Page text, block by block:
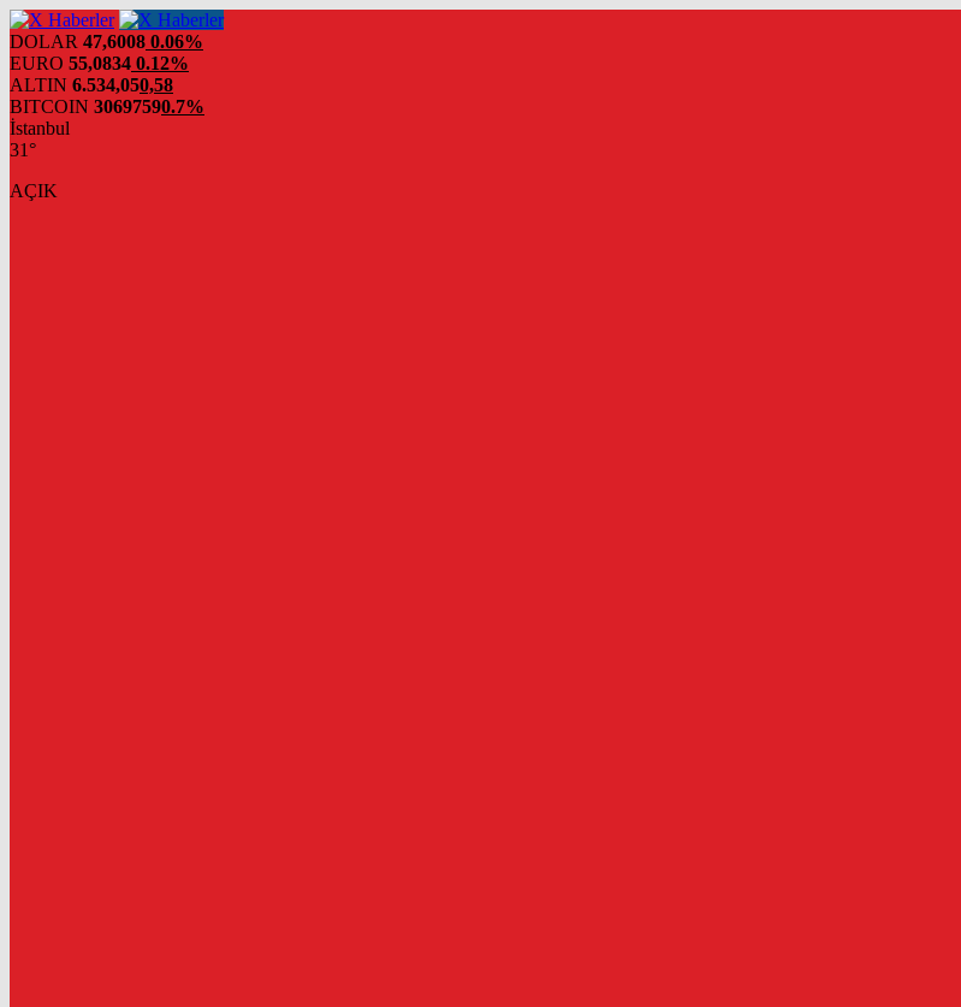
DOLAR 47,6008 0.06%
EURO 55,0834 0.12%
ALTIN 6.534,050,58
BITCOIN 30697590.7%
İstanbul
31°
AÇIK